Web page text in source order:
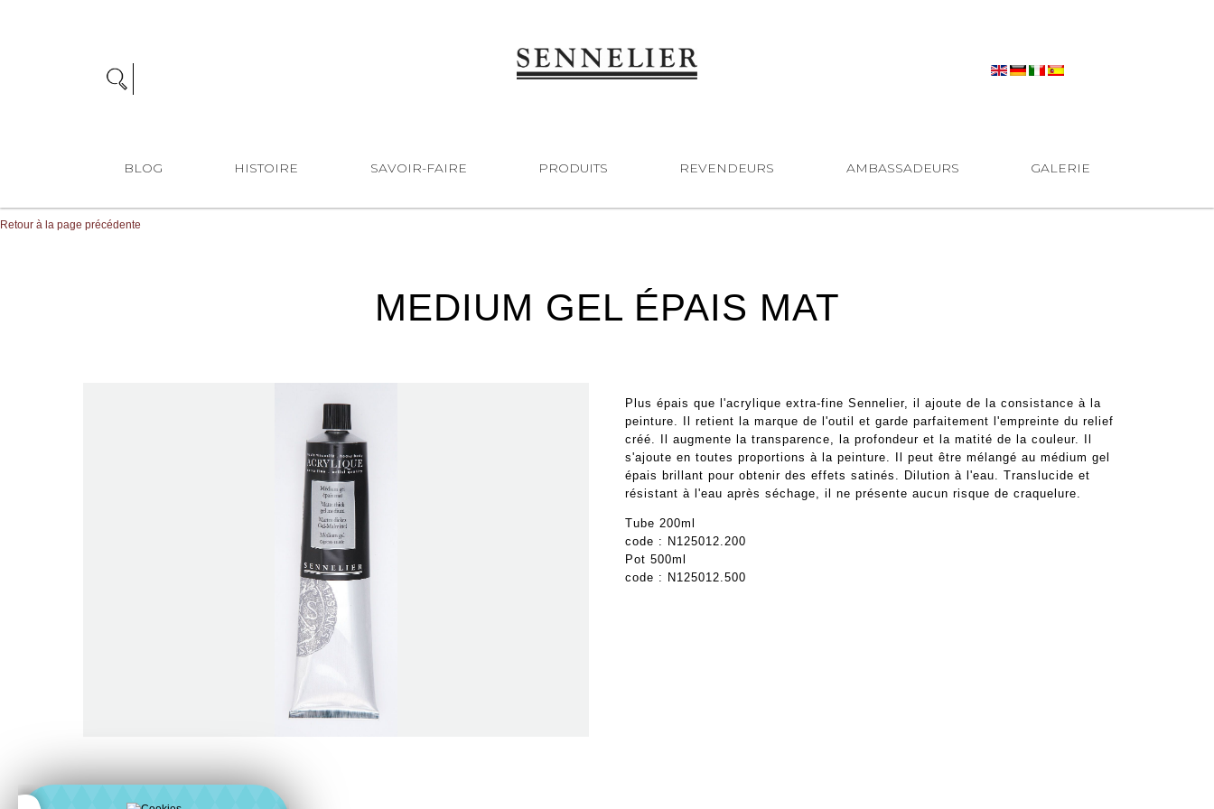
BLOG HISTOIRE SAVOIR-FAIRE PRODUITS REVENDEURS AMBASSADEURS GALERIE
Retour à la page précédente
MEDIUM GEL ÉPAIS MAT
Plus épais que l'acrylique extra-fine Sennelier, il ajoute de la consistance à la
peinture. Il retient la marque de l'outil et garde parfaitement l'empreinte du relief
créé. Il augmente la transparence, la profondeur et la matité de la couleur. Il
s'ajoute en toutes proportions à la peinture. Il peut être mélangé au médium gel
épais brillant pour obtenir des effets satinés. Dilution à l'eau. Translucide et
résistant à l'eau après séchage, il ne présente aucun risque de craquelure.
Tube 200ml
code : N125012.200
Pot 500ml
code : N125012.500